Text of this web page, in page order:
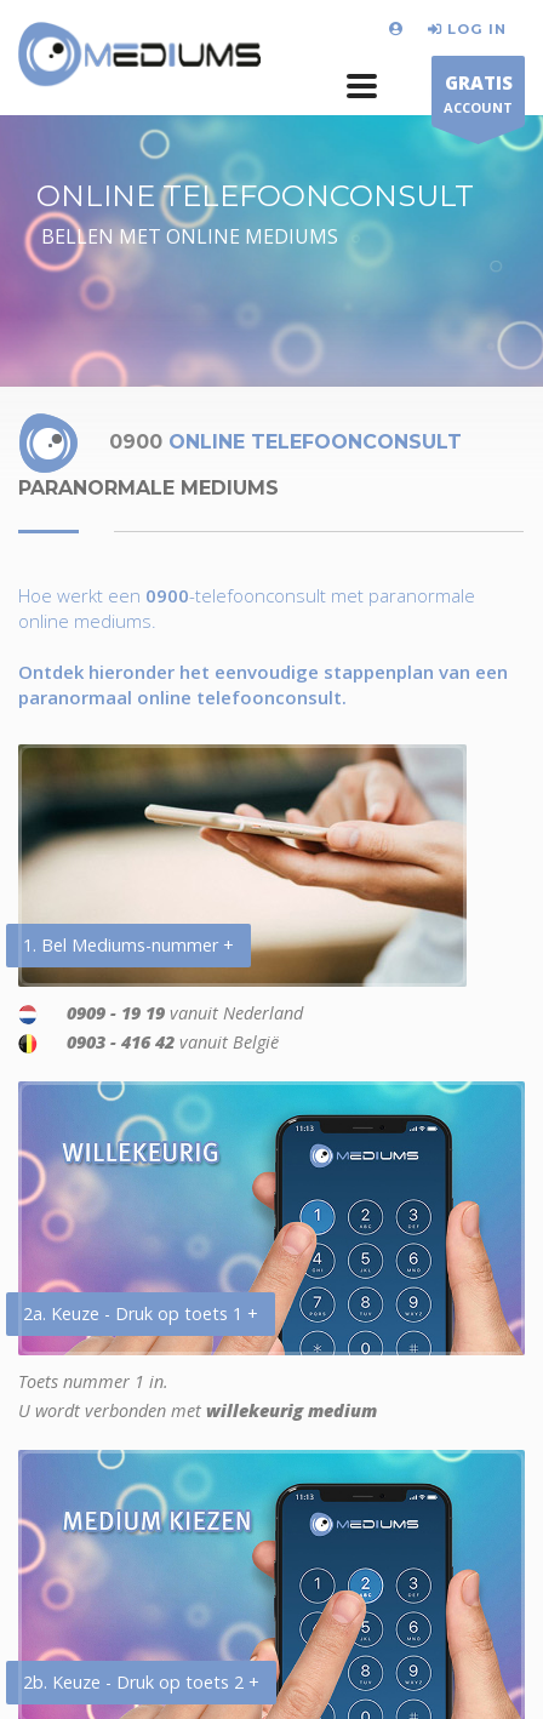
LOG IN
GRATIS
ACCOUNT
ONLINE TELEFOONCONSULT
BELLEN MET ONLINE MEDIUMS
0900 ONLINE TELEFOONCONSULT
PARANORMALE MEDIUMS
Hoe werkt een 0900-telefoonconsult met paranormale
online mediums.
Ontdek hieronder het eenvoudige stappenplan van een
paranormaal online telefoonconsult.
1. Bel Mediums-nummer +
0909 - 19 19 vanuit Nederland
0903 - 416 42 vanuit België
2a. Keuze - Druk op toets 1 +
Toets nummer 1 in.
U wordt verbonden met willekeurig medium
2b. Keuze - Druk op toets 2 +